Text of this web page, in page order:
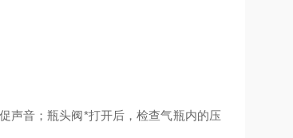
声音；瓶头阀*打开后，检查气瓶内的压